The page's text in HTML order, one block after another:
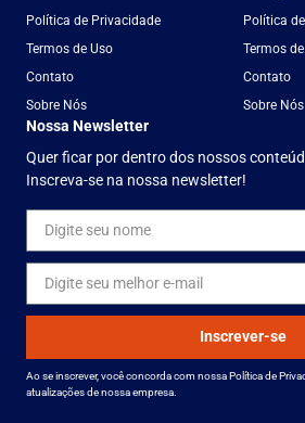
Política de Privacidade
Termos de Uso
Contato
Sobre Nós
Política
Termos
Contato
Sobre Nós
Nossa Newsletter
Quer ficar por dentro dos nossos
Inscreva-se na nossa newsletter!
Inscrever-se
Ao se inscrever, você concorda com nossa Política de
atualizações de nossa empresa.